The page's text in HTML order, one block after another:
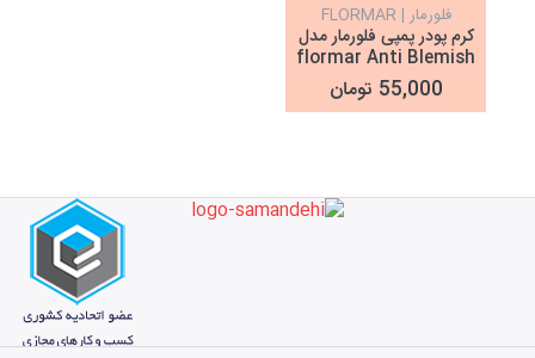
فلورمار | FLORMAR
کرم پودر پمپی فلورمار مدل
flormar Anti Blemish
55,000 تومان